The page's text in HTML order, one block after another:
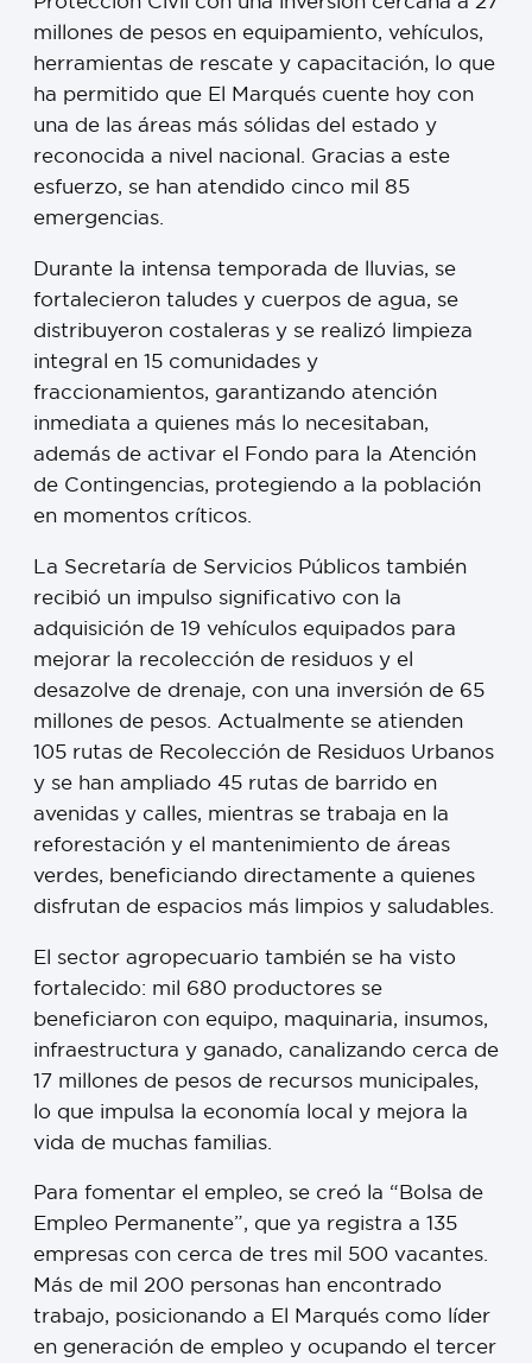
millones de pesos en equipamiento, vehículos,
herramientas de rescate y capacitación, lo que
ha permitido que El Marqués cuente hoy con
una de las áreas más sólidas del estado y
reconocida a nivel nacional. Gracias a este
esfuerzo, se han atendido cinco mil 85
emergencias.
Durante la intensa temporada de lluvias, se
fortalecieron taludes y cuerpos de agua, se
distribuyeron costaleras y se realizó limpieza
integral en 15 comunidades y
fraccionamientos, garantizando atención
inmediata a quienes más lo necesitaban,
además de activar el Fondo para la Atención
de Contingencias, protegiendo a la población
en momentos críticos.
La Secretaría de Servicios Públicos también
recibió un impulso significativo con la
adquisición de 19 vehículos equipados para
mejorar la recolección de residuos y el
desazolve de drenaje, con una inversión de 65
millones de pesos. Actualmente se atienden
105 rutas de Recolección de Residuos Urbanos
y se han ampliado 45 rutas de barrido en
avenidas y calles, mientras se trabaja en la
reforestación y el mantenimiento de áreas
verdes, beneficiando directamente a quienes
disfrutan de espacios más limpios y saludables.
El sector agropecuario también se ha visto
fortalecido: mil 680 productores se
beneficiaron con equipo, maquinaria, insumos,
infraestructura y ganado, canalizando cerca de
17 millones de pesos de recursos municipales,
lo que impulsa la economía local y mejora la
vida de muchas familias.
Para fomentar el empleo, se creó la “Bolsa de
Empleo Permanente”, que ya registra a 135
empresas con cerca de tres mil 500 vacantes.
Más de mil 200 personas han encontrado
trabajo, posicionando a El Marqués como líder
en generación de empleo y ocupando el tercer